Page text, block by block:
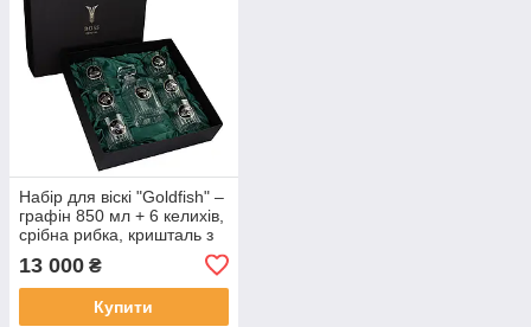
Набір для віскі "Goldfish" –
графін 850 мл + 6 келихів,
срібна рибка, кришталь з
13 000 ₴
Купити